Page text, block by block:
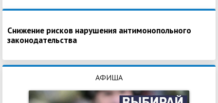
Снижение рисков нарушения антимонопольного
законодательства
АФИША